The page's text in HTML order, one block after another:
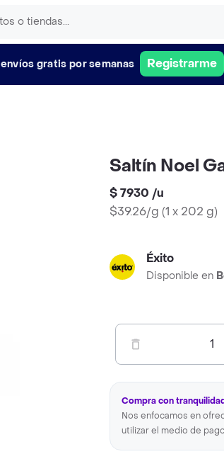
envíos gratis por semanas Registrarme
Saltín Noel
$ 7930 /u
$39.26/g (1 x 202 g)
Éxito
Disponible en
1
Compra con
Nos enfocamos en
utilizar el medio de